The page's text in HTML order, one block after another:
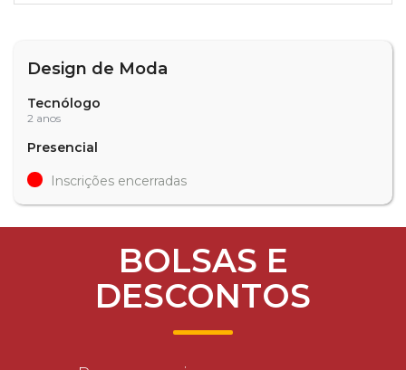
Design de Moda
Tecnólogo
2 anos
Presencial
Inscrições encerradas
BOLSAS E
DESCONTOS